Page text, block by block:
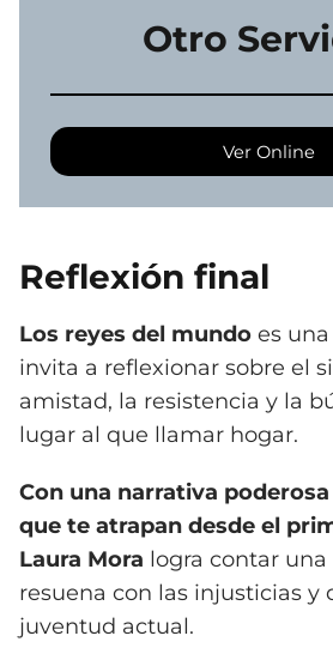
Otro
Ver Online
Reflexión final
Los reyes del mundo es
invita a reflexionar sobre el
amistad, la resistencia y la
lugar al que llamar hogar.
Con una narrativa
que te atrapan desde el
Laura Mora logra contar
resuena con las injusticias y
juventud actual.